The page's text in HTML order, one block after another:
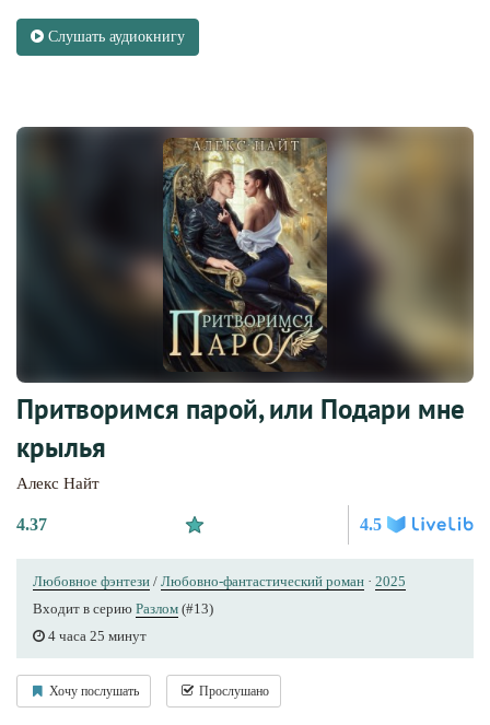
Слушать аудиокнигу
Притворимся парой, или Подари мне
крылья
Алекс Найт
4.37 4.5
Любовное фэнтези / Любовно-фантастический роман · 2025
Входит в серию Разлом (#13)
4 часа 25 минут
Хочу послушать Прослушано